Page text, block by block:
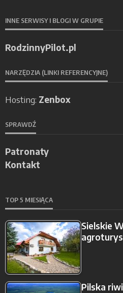
INNE SERWISY I BLOGI W GRUPIE
RodzinnyPilot.pl
NARZĘDZIA (LINKI REFERENCYJNE)
Hosting: Zenbox
SPRAWDŹ
Patronaty
Kontakt
TOP 5 MIESIĄCA
Sielskie
Pilska